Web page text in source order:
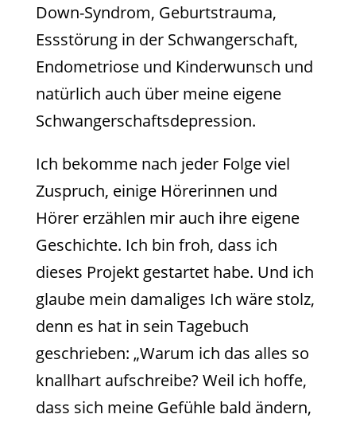
Down-Syndrom, Geburtstrauma,
Essstörung in der Schwangerschaft,
Endometriose und Kinderwunsch und
natürlich auch über meine eigene
Schwangerschaftsdepression.
Ich bekomme nach jeder Folge viel
Zuspruch, einige Hörerinnen und
Hörer erzählen mir auch ihre eigene
Geschichte. Ich bin froh, dass ich
dieses Projekt gestartet habe. Und ich
glaube mein damaliges Ich wäre stolz,
denn es hat in sein Tagebuch
geschrieben: „Warum ich das alles so
knallhart aufschreibe? Weil ich hoffe,
dass sich meine Gefühle bald ändern,